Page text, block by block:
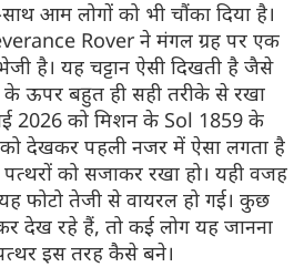
आम लोगों को भी चौंका दिया है।
Rover ने मंगल ग्रह पर एक
है। यह चट्टान ऐसी दिखती है जैसे
के ऊपर बहुत ही सही तरीके से रखा
2026 को मिशन के Sol 1859 के
को देखकर पहली नजर में ऐसा लगता है
को सजाकर रखा हो। यही वजह
फोटो तेजी से वायरल हो गई। कुछ
देख रहे हैं, तो कई लोग यह जानना
इस तरह कैसे बने।